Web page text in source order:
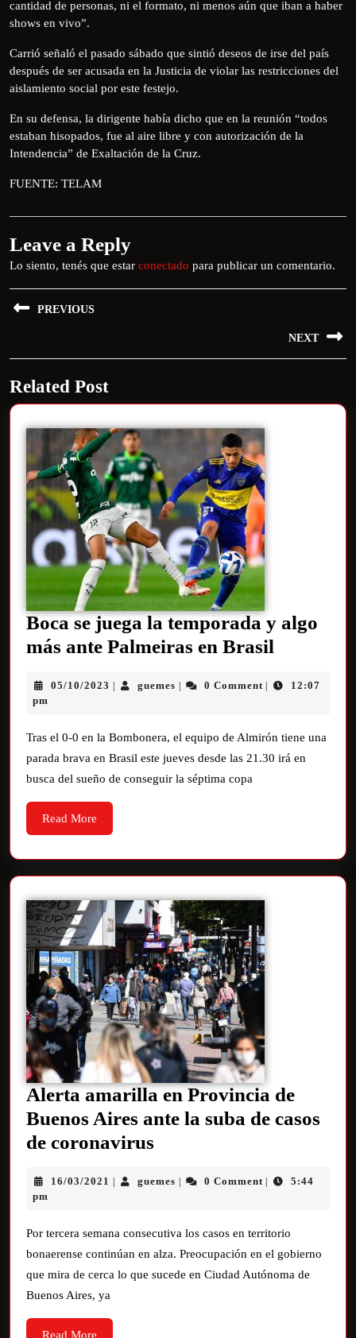
cantidad de personas, ni el formato, ni menos aún que iban a haber
shows en vivo”.
Carrió señaló el pasado sábado que sintió deseos de irse del país
después de ser acusada en la Justicia de violar las restricciones del
aislamiento social por este festejo.
En su defensa, la dirigente había dicho que en la reunión “todos
estaban hisopados, fue al aire libre y con autorización de la
Intendencia” de Exaltación de la Cruz.
FUENTE: TELAM
Leave a Reply
Lo siento, tenés que estar conectado para publicar un comentario.
PREVIOUS
NEXT
Related Post
Boca se juega la temporada y algo
más ante Palmeiras en Brasil
05/10/2023 | guemes | 0 Comment |
12:07
pm
Tras el 0-0 en la Bombonera, el equipo de Almirón tiene una
parada brava en Brasil este jueves desde las 21.30 irá en
busca del sueño de conseguir la séptima copa
Read More
Alerta amarilla en Provincia de
Buenos Aires ante la suba de casos
de coronavirus
16/03/2021 | guemes | 0 Comment |
5:44
pm
Por tercera semana consecutiva los casos en territorio
bonaerense continúan en alza. Preocupación en el gobierno
que mira de cerca lo que sucede en Ciudad Autónoma de
Buenos Aires, ya
Read More